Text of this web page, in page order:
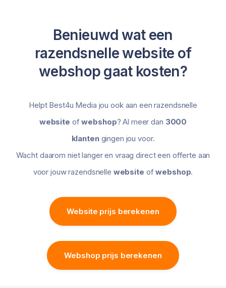
Benieuwd wat een
razendsnelle website of
webshop gaat kosten?
Helpt Best4u Media jou ook aan een razendsnelle
website ofwebshop? Al meer dan 3000
klantengingen jou voor.
Wacht daarom niet langer en vraag direct een offerte aan
voor jouw razendsnelle website ofwebshop.
Website prijs berekenen
Webshop prijs berekenen